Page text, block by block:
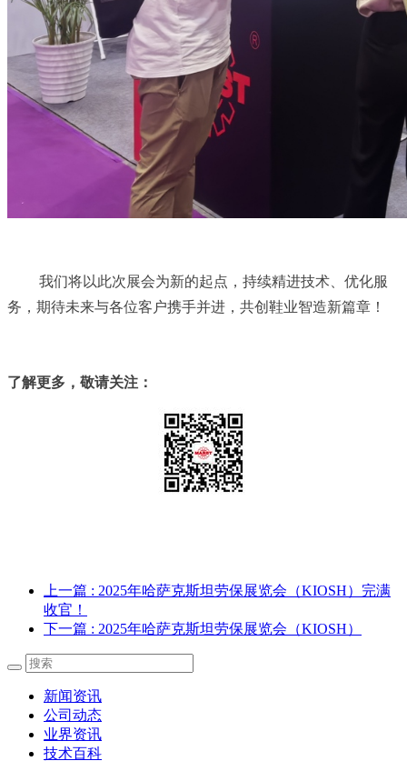
我们将以此次展会为新的起点，持续精进技术、优化服
务，期待未来与各位客户携手并进，共创鞋业智造新篇章！
了解更多，敬请关注：
上一篇 : 2025年哈萨克斯坦劳保展览会（KIOSH）完满
收官！
下一篇 : 2025年哈萨克斯坦劳保展览会（KIOSH）
新闻资讯
公司动态
业界资讯
技术百科